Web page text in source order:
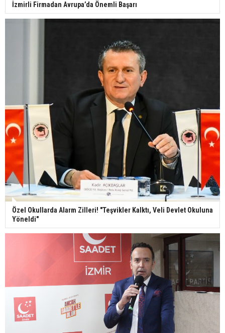
İzmirli Firmadan Avrupa’da Önemli Başarı
Özel Okullarda Alarm Zilleri! "Teşvikler Kalktı, Veli Devlet Okuluna
Yöneldi"